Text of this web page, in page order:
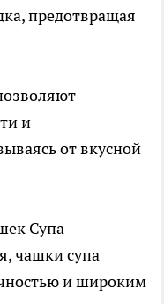
предотвращая
и
от вкусной
Супа
чашки супа
и широким